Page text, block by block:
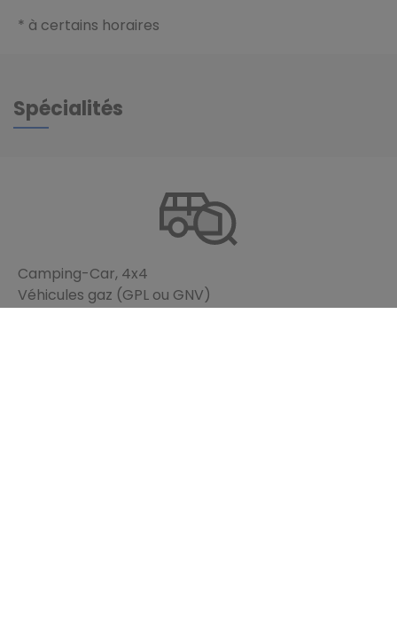
* à certains horaires
Spécialités
Camping-Car, 4x4
Véhicules gaz (GPL ou GNV)